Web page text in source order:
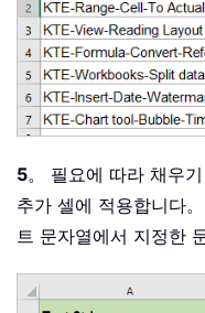
5。 필요에 따라 채우
추가 셀에 적용합니다
트 문자열에서 지정한